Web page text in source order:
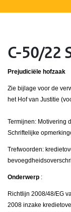
C-50/22
Prejudiciële hofzaak
Zie bijlage voor de
het Hof van Justitie
Termijnen: Motivering
Schriftelijke
Trefwoorden:
Onderwerp :
Richtlijn 2008/48/EG
2008 inzake